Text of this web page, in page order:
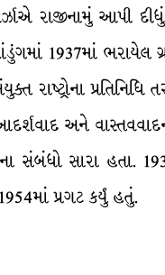
રાજીનામું આપી
1937માં ભરાયેલ
રાષ્ટ્રોના
અને
સંબંધો સારા હતા.
પ્રગટ કર્યું હતું.